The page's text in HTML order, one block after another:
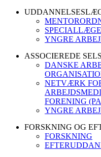
YNGRE
ASSOCIEREDE
DANSKE
NETVÆRK
FORENING
YNGRE
FORSKNING OG
FORSKNING